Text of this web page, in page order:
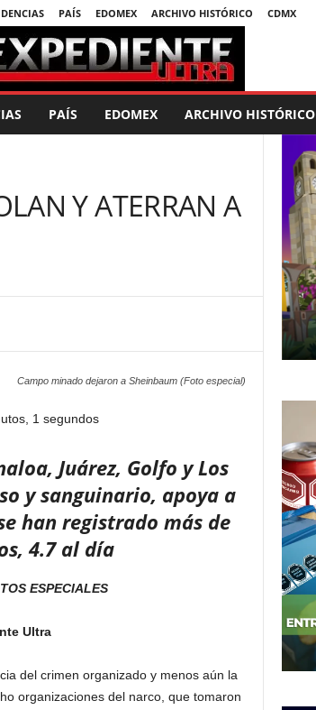
PAÍS EDOMEX ARCHIVO HISTÓRICO CDMX
PAÍS EDOMEX ARCHIVO HISTÓRICO
Y ATERRAN A
Campo minado dejaron a Sheinbaum (Foto especial)
1 segundos
Juárez, Golfo y Los
y sanguinario, apoya a
han registrado más de
4.7 al día
ESPECIALES
Ultra
del crimen organizado y menos aún la
organizaciones del narco, que tomaron